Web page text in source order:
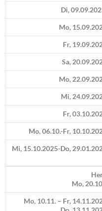
Di,
Mo,
Fr,
Sa,
Mo,
Mi,
Fr,
Mo, 06.10.-Fr,
Mi, 15.10.2025-Do,
Mo,
Mo, 10.11. – Fr,